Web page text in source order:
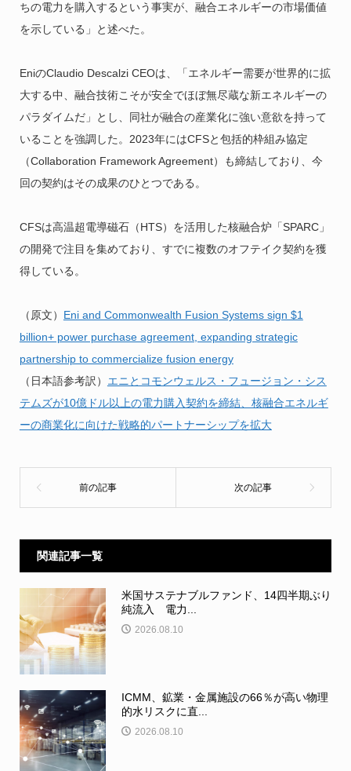
ちの電力を購入するという事実が、融合エネルギーの市場価値
を示している」と述べた。
EniのClaudio Descalzi CEOは、「エネルギー需要が世界的に拡
大する中、融合技術こそが安全でほぼ無尽蔵な新エネルギーの
パラダイムだ」とし、同社が融合の産業化に強い意欲を持って
いることを強調した。2023年にはCFSと包括的枠組み協定
（Collaboration Framework Agreement）も締結しており、今
回の契約はその成果のひとつである。
CFSは高温超電導磁石（HTS）を活用した核融合炉「SPARC」
の開発で注目を集めており、すでに複数のオフテイク契約を獲
得している。
（原文） Eni and Commonwealth Fusion Systems sign $1
billion+ power purchase agreement, expanding strategic
partnership to commercialize fusion energy
（日本語参考訳） エニとコモンウェルス・フュージョン・シス
テムズが10億ドル以上の電力購入契約を締結、核融合エネルギ
ーの商業化に向けた戦略的パートナーシップを拡大
関連記事一覧
米国サステナブルファンド、14四半期ぶり
純流入 電力...
2026.08.10
ICMM、鉱業・金属施設の66％が高い物理
的水リスクに直...
2026.08.10